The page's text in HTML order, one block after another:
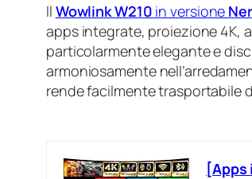
Il Wowlink W210 in versione
apps integrate, proiezione 4K,
particolarmente elegante e
armoniosamente
rende facilmente trasportabile